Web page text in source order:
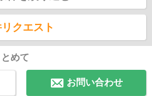
クエスト
めて
お問い合わせ